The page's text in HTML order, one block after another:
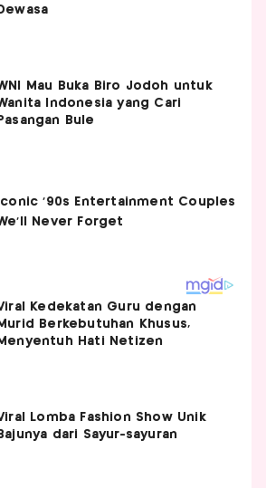
Dewasa
Mau Buka Biro Jodoh untuk
Indonesia yang Cari
Pasangan Bule
Kedekatan Guru dengan
Murid Berkebutuhan Khusus,
Menyentuh Hati Netizen
Lomba Fashion Show Unik
Bajunya dari Sayur-sayuran